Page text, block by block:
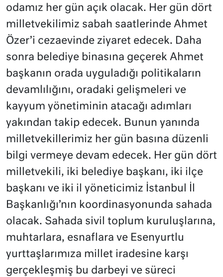
odamız her gün açık olacak. Her gün dört
milletvekilimiz sabah saatlerinde Ahmet
Özer’i cezaevinde ziyaret edecek. Daha
sonra belediye binasına geçerek Ahmet
başkanın orada uyguladığı politikaların
devamlılığını, oradaki gelişmeleri ve
kayyum yönetiminin atacağı adımları
yakından takip edecek. Bunun yanında
milletvekillerimiz her gün basına düzenli
bilgi vermeye devam edecek. Her gün dört
milletvekili, iki belediye başkanı, iki ilçe
başkanı ve iki il yöneticimiz İstanbul İl
Başkanlığı’nın koordinasyonunda sahada
olacak. Sahada sivil toplum kuruluşlarına,
muhtarlara, esnaflara ve Esenyurtlu
yurttaşlarımıza millet iradesine karşı
gerçekleşmiş bu darbeyi ve süreci